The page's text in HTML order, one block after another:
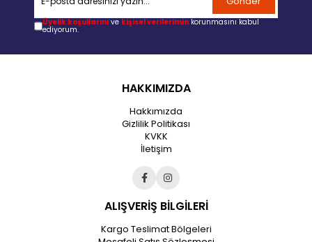
Üyelik koşullarını ve kişisel verilerimin korunmasını kabul
ediyorum.
HAKKIMIZDA
Hakkımızda
Gizlilik Politikası
KVKK
İletişim
ALIŞVERİŞ BİLGİLERİ
Kargo Teslimat Bölgeleri